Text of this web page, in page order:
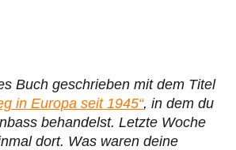
Buch geschrieben mit dem Titel
in Europa seit 1945“, in dem du
behandelst. Letzte Woche
dort. Was waren deine